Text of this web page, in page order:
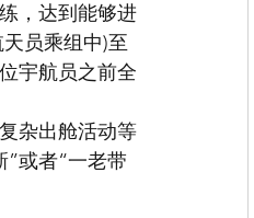
，达到能够进
员乘组中)至
宇航员之前全
杂出舱活动等
”或者“一老带